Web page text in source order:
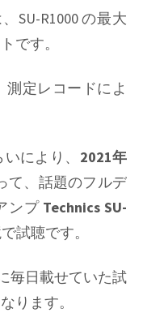
SU-R1000 の最大
です。
定レコードによ
により、 2021年
て、話題のフルデ
ンプ Technics SU-
試聴です。
毎日載せていた試
ります。